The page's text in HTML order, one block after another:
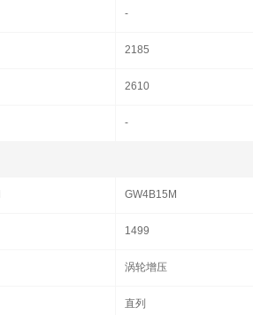
-
2185
2610
-
GW4B15M
1499
涡轮增压
直列